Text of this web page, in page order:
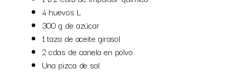
4 huevos L
300 g de azúcar
1 taza de aceite girasol
2 cdas de canela en polvo
Una pizca de sal